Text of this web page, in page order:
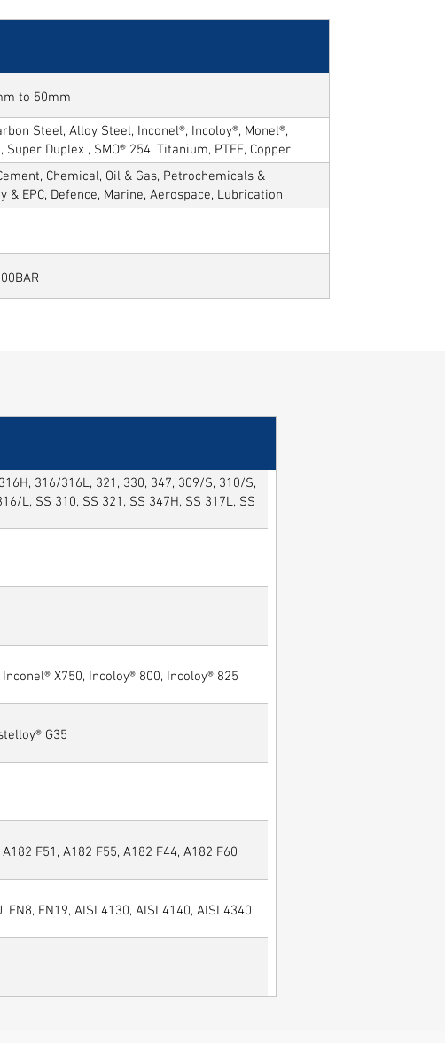
to 50mm
Steel, Alloy Steel, Inconel®, Incoloy®, Monel®,
Super Duplex , SMO® 254, Titanium, PTFE, Copper
Chemical, Oil & Gas, Petrochemicals &
& EPC, Defence, Marine, Aerospace, Lubrication
etc.,
316/316L, 321, 330, 347, 309/S, 310/S,
L, SS 310, SS 321, SS 347H, SS 317L, SS
X750, Incoloy® 800, Incoloy® 825
G35
F51, A182 F55, A182 F44, A182 F60
EN8, EN19, AISI 4130, AISI 4140, AISI 4340